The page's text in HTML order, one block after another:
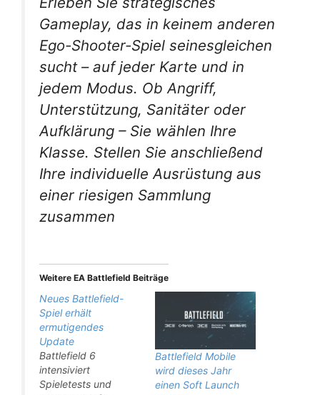
Gameplay, das in keinem anderen
Ego-Shooter-Spiel seinesgleichen
sucht – auf jeder Karte und in
jedem Modus. Ob Angriff,
Unterstützung, Sanitäter oder
Aufklärung – Sie wählen Ihre
Klasse. Stellen Sie anschließend
Ihre individuelle Ausrüstung aus
einer riesigen Sammlung
zusammen
Weitere EA Battlefield Beiträge
Neues Battlefield-
Spiel erhält
ermutigendes
Update
Battlefield 6
intensiviert
Spieletests und
Battlefield Mobile
wird dieses Jahr
einen Soft Launch